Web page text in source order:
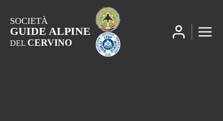
SOCIETÀ
GUIDE ALPINE
DEL CERVINO